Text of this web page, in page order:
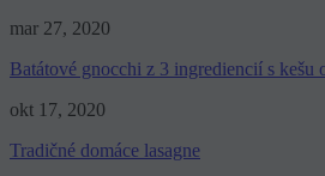
mar 27, 2020
Batátové gnocchi z 3 ingrediencií s kešu
okt 17, 2020
Tradičné domáce lasagne